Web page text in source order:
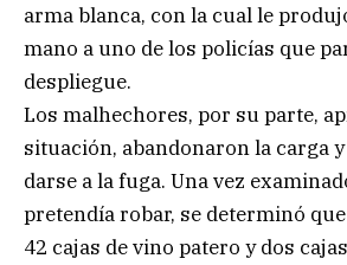
arma blanca, con la cual le
mano a uno de los policías que
despliegue.
Los malhechores, por su parte,
situación, abandonaron la carga
darse a la fuga. Una vez
pretendía robar, se determinó
42 cajas de vino patero y dos